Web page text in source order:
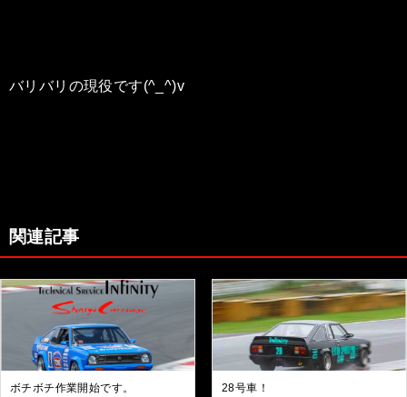
バリバリの現役です(^_^)v
関連記事
ボチボチ作業開始です。 28号車！